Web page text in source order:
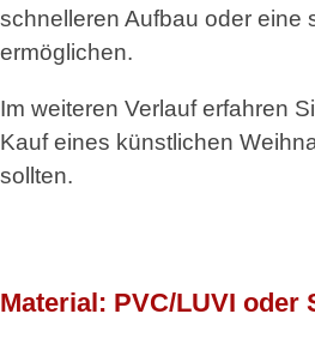
schnelleren Aufbau oder eine
ermöglichen.
Im weiteren Verlauf erfahren
Kauf eines künstlichen
sollten.
Material: PVC/LUVI oder